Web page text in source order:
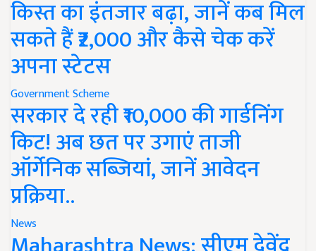
किस्त का इंतजार बढ़ा, जानें कब मिल
सकते हैं ₹2,000 और कैसे चेक करें
अपना स्टेटस
Government Scheme
सरकार दे रही ₹10,000 की गार्डनिंग
किट! अब छत पर उगाएं ताजी
ऑर्गेनिक सब्जियां, जानें आवेदन
प्रक्रिया..
News